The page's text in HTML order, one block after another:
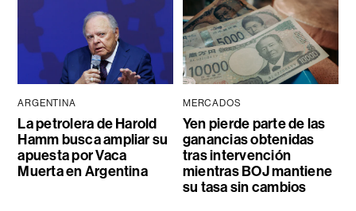
ARGENTINA
La petrolera de Harold
Hamm busca ampliar su
apuesta por Vaca
Muerta en Argentina
MERCADOS
Yen pierde parte de las
ganancias obtenidas
tras intervención
mientras BOJ mantiene
su tasa sin cambios